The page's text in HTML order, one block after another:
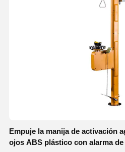
Empuje la manija de activación
ojos ABS plástico con alarma